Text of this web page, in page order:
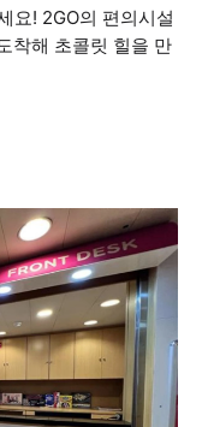
요! 2GO의 편의시설
착해 초콜릿 힐을 만